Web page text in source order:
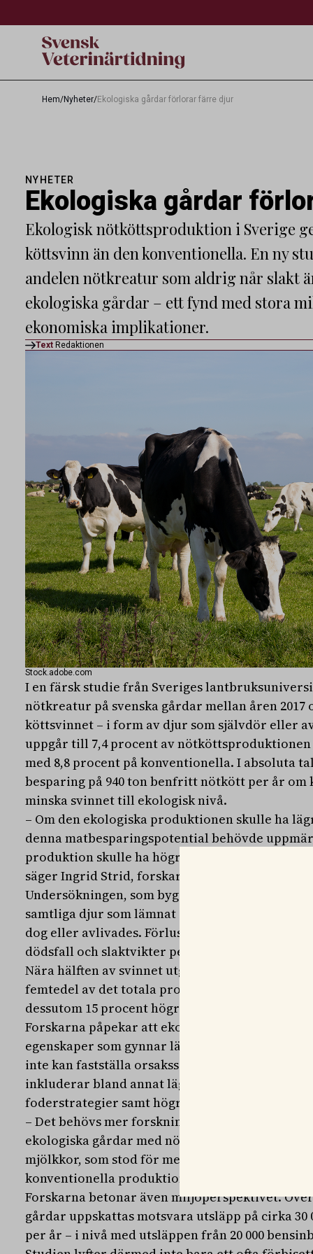
Hem/Nyheter/Ekologiska gårdar förlorar färre djur
NYHETER
Ekologiska gårdar
Ekologisk nötköttsproduktion i Sverige
köttsvinn än den konventionella. En ny
andelen nötkreatur som aldrig når slakt
ekologiska gårdar – ett fynd med stora
ekonomiska implikationer.
Text Redaktionen
Stock.adobe.com
I en färsk studie från Sveriges
nötkreatur på svenska gårdar mellan åren 2017
köttsvinnet – i form av djur som självdör eller
uppgår till 7,4 procent av
med 8,8 procent på konventionella. I absoluta
besparing på 940 ton benfritt nötkött per år
minska svinnet till ekologisk nivå.
– Om den ekologiska produktionen skulle ha
denna matbesparingspotential behövde
produktion skulle ha högre förlustnivåer borde
säger Ingrid Strid, forskare vid SLU och en av
Undersökningen, som bygger på uppgifter från
samtliga djur som lämnat gårdarna – oavsett
dog eller avlivades. Förlusterna uppskattades
dödsfall och slaktvikter per djurgrupp.
Nära hälften av svinnet utgjordes av mjölkkor,
femtedel av det totala producerade nötköttet. I
dessutom 15 procent högre förluster på
Forskarna påpekar att ekologisk produktion
egenskaper som gynnar lägre förluster, men
inte kan fastställa orsakssamband. Möjliga
inkluderar bland annat lägre mjölkavkastning,
foderstrategier samt högre ekonomiskt värde
– Det behövs mer forskning för att avgöra
ekologiska gårdar med nötkreatur. Och fokus i
mjölkkor, som stod för merparten av förlusterna
konventionella produktionssystem, säger Ingrid
Forskarna betonar även miljöperspektivet.
gårdar uppskattas motsvara utsläpp på cirka
per år – i nivå med utsläppen från 20 000